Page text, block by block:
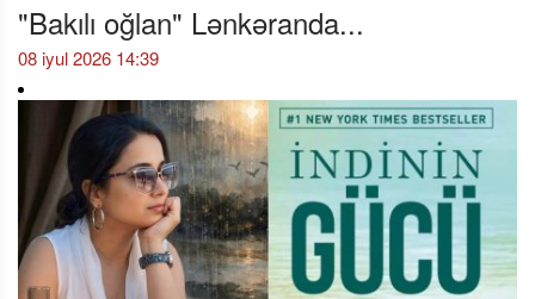
"Bakılı oğlan" Lənkəranda...
08 iyul 2026 14:39